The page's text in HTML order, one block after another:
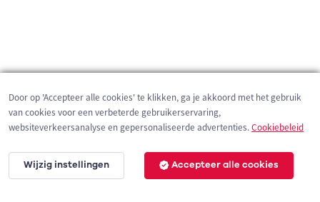
200 m
Door op 'Accepteer alle cookies' te klikken, ga je akkoord met het gebruik
van cookies voor een verbeterde gebruikerservaring,
websiteverkeersanalyse en gepersonaliseerde advertenties.Cookiebeleid
Wijzig instellingen Accepteer alle cookies